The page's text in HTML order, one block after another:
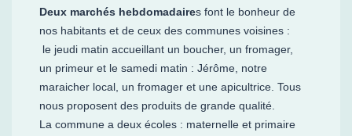
Deux marchés hebdomadaires font le bonheur de
nos habitants et de ceux des communes voisines :
le jeudi matin accueillant un boucher, un fromager,
un primeur et le samedi matin : Jérôme, notre
maraicher local, un fromager et une apicultrice. Tous
nous proposent des produits de grande qualité.
La commune a deux écoles : maternelle et primaire